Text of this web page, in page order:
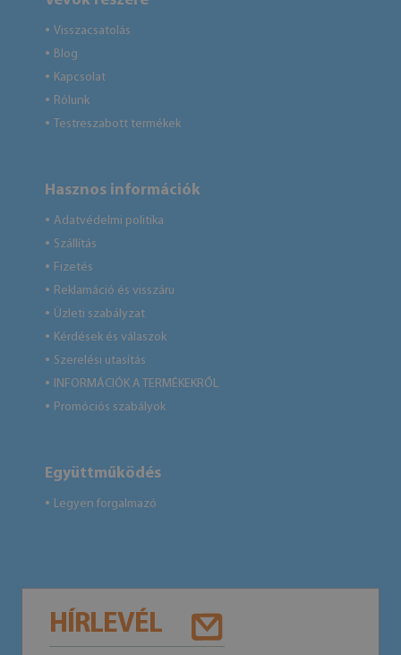
● Visszacsatolás
● Blog
● Kapcsolat
● Rólunk
● Testreszabott termékek
Hasznos információk
● Adatvédelmi politika
● Szállítás
● Fizetés
● Reklamáció és visszáru
● Üzleti szabályzat
● Kérdések és válaszok
● Szerelési utasítás
● INFORMÁCIÓK A TERMÉKEKRŐL
● Promóciós szabályok
Együttműködés
● Legyen forgalmazó
HÍRLEVÉL